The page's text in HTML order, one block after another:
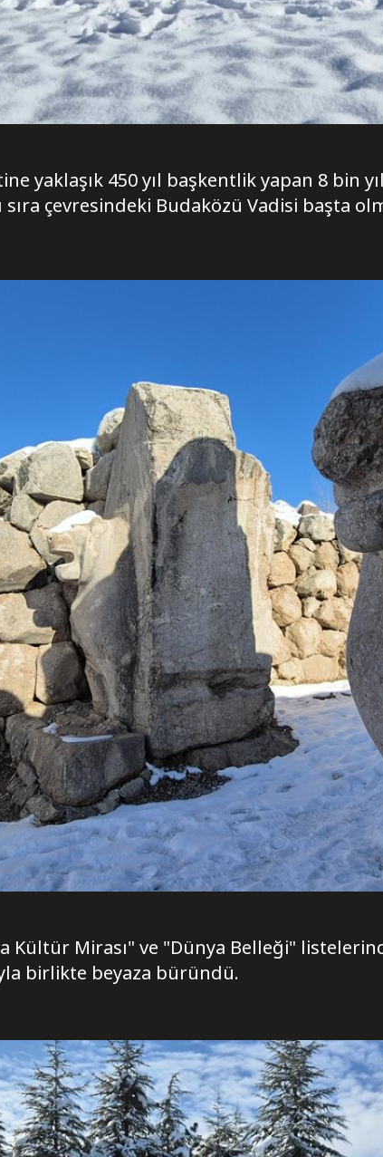
yaklaşık 450 yıl başkentlik yapan 8 bin
sıra çevresindeki Budaközü Vadisi başta
Kültür Mirası" ve "Dünya Belleği"
birlikte beyaza büründü.